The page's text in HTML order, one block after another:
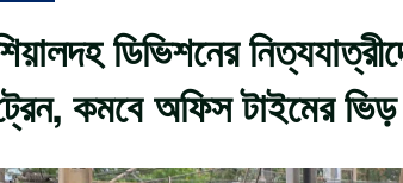
ডিভিশনের
কমবে অফিস টাইমের ভিড়